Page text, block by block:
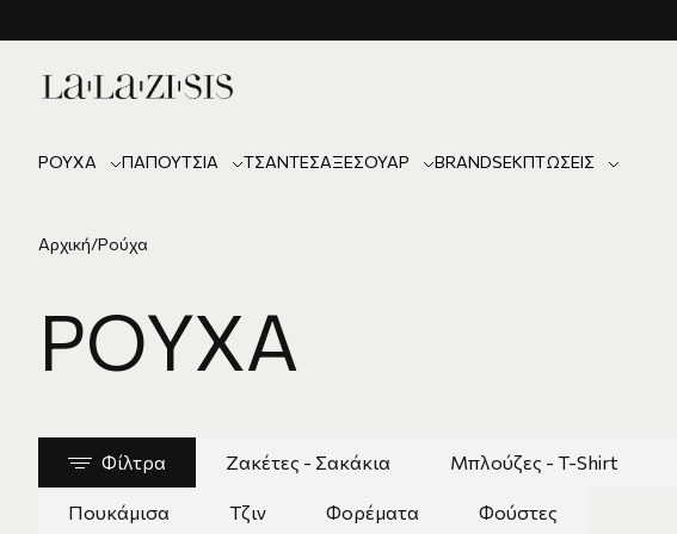
ΡΟΎΧΑ ΠΑΠΟΎΤΣΙΑ ΤΣΆΝΤΕΣΑΞΕΣΟΥΆΡ BRANDSΕΚΠΤΏΣΕΙΣ
Αρχική/Ρούχα
ΡΟΎΧΑ
Φίλτρα Ζακέτες - Σακάκια Μπλούζες - T-Shirt
Πουκάμισα Τζιν Φορέματα Φούστες